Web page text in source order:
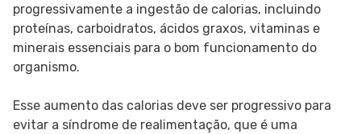
progressivamente a ingestão de calorias, incluindo
proteínas, carboidratos, ácidos graxos, vitaminas e
minerais essenciais para o bom funcionamento do
organismo.
Esse aumento das calorias deve ser progressivo para
evitar a síndrome de realimentação, que é uma